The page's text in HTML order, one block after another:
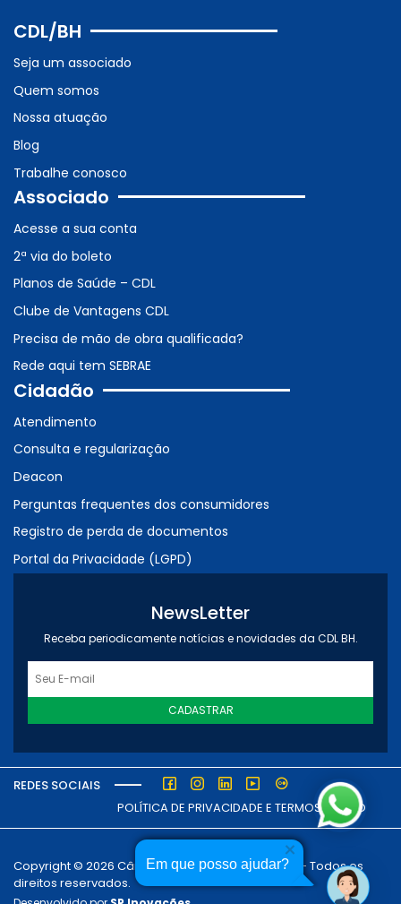
Em que posso ajudar?
CDL/BH
Seja um associado
Quem somos
Nossa atuação
Blog
Trabalhe conosco
Associado
Acesse a sua conta
2ª via do boleto
Planos de Saúde – CDL
Clube de Vantagens CDL
Precisa de mão de obra qualificada?
Rede aqui tem SEBRAE
Cidadão
Atendimento
Consulta e regularização
Deacon
Perguntas frequentes dos consumidores
Registro de perda de documentos
Portal da Privacidade (LGPD)
NewsLetter
Receba periodicamente notícias e novidades da CDL BH.
CADASTRAR
REDES SOCIAIS
POLÍTICA DE PRIVACIDADE E TERMOS DE USO
Copyright © 2026 Câmara dos Dirigentes Lojistas - Todos os
direitos reservados.